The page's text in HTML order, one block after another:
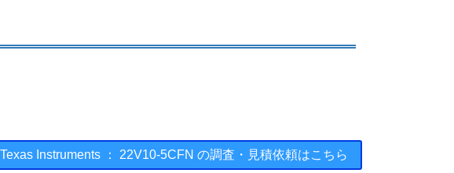
Texas Instruments ： 22V10-5CFN の調査・見積依頼はこちら